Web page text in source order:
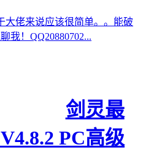
佬来说应该很简单。。能破
我！QQ20880702...
剑灵最
PC高级